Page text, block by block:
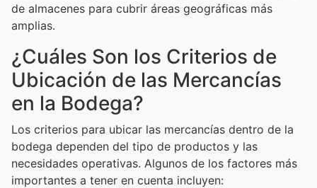
de almacenes para cubrir áreas geográficas más
amplias.
¿Cuáles Son los Criterios de
Ubicación de las Mercancías
en la Bodega?
Los criterios para ubicar las mercancías dentro de la
bodega dependen del tipo de productos y las
necesidades operativas. Algunos de los factores más
importantes a tener en cuenta incluyen: